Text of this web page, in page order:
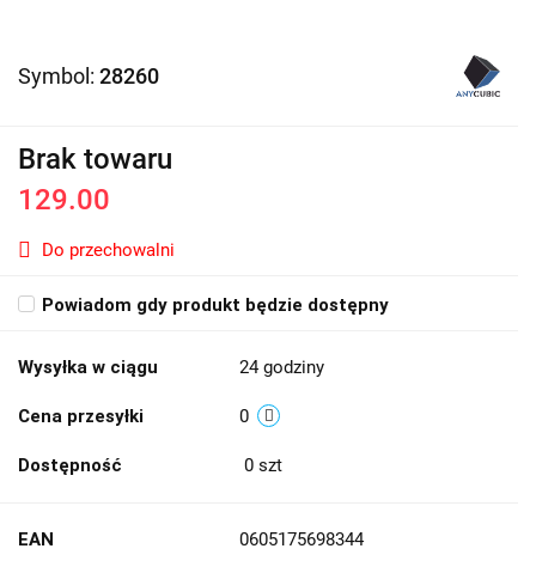
Symbol: 28260
Brak towaru
129.00
Do przechowalni
Powiadom gdy produkt będzie dostępny
Wysyłka w ciągu 24 godziny
Cena przesyłki 0
Dostępność 0 szt
EAN 0605175698344